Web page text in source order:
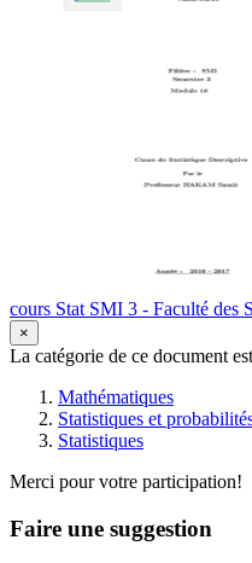
cours Stat SMI 3 - Faculté des
×
La catégorie de ce document
Mathématiques
Statistiques et
Statistiques
Merci pour votre participation!
Faire une suggestion